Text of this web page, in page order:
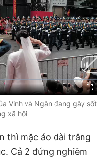
Liên hệ quảng cáo
0908 780 404
Tòa soạn Chính sách bảo
Thành
Vinh và Ngân đang gây sốt
xã hội
thì mặc áo dài trắng
Cả 2 đứng nghiêm